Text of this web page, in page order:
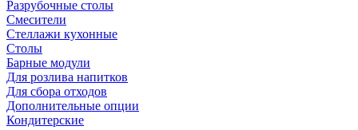
Разрубочные столы
Смесители
Стеллажи кухонные
Столы
Барные модули
Для розлива напитков
Для сбора отходов
Дополнительные опции
Кондитерские